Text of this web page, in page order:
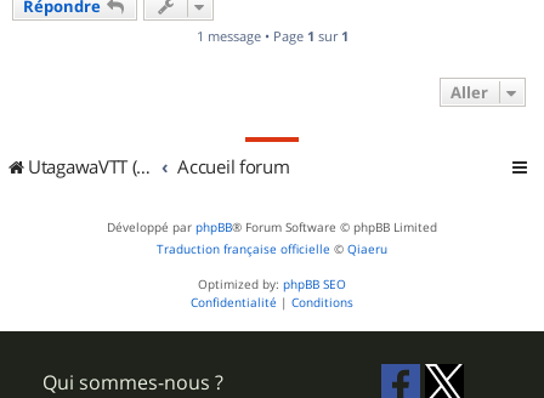
Répondre
1 message • Page 1 sur 1
Aller
UtagawaVTT (Randos VTT et VTTAE avec traces GPS) Accueil forum
Développé par phpBB® Forum Software © phpBB Limited
Traduction française officielle © Qiaeru
Optimized by: phpBB SEO
Confidentialité | Conditions
Qui sommes-nous ?